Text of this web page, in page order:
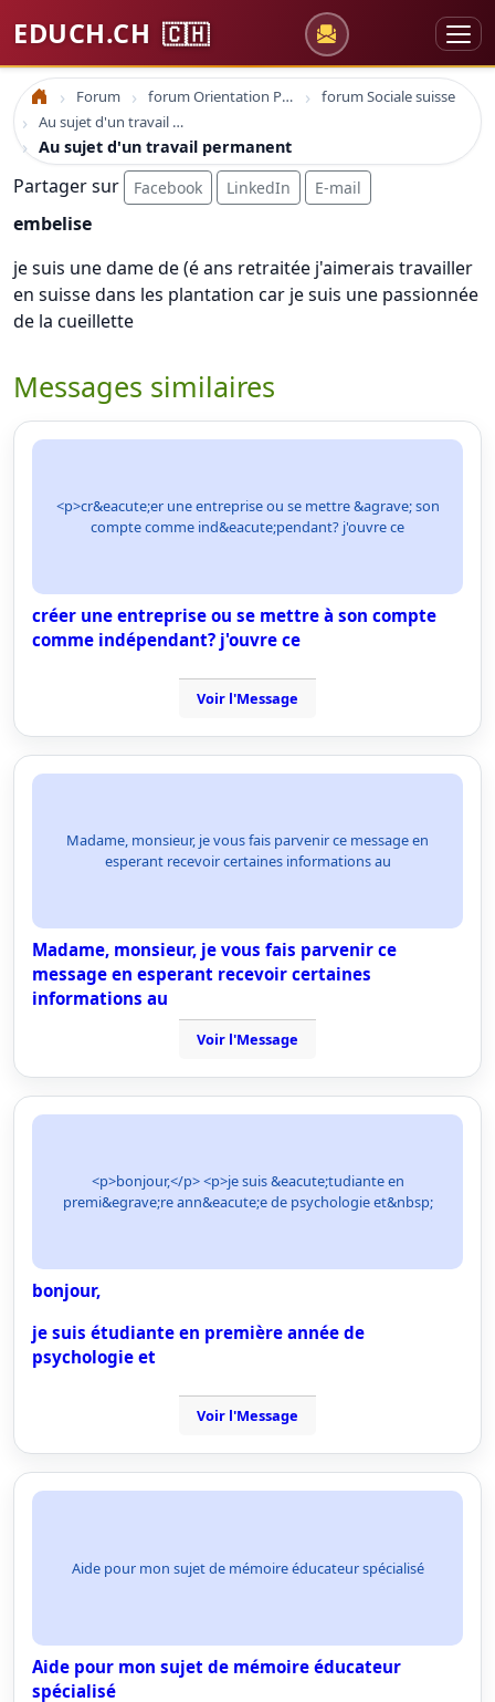
EDUCH.CH 🇨🇭
Accueil Forum forum Orientation Professionnelle
forum Sociale suisse
Au sujet d'un travail permanent
Au sujet d'un travail permanent
Partager sur Facebook LinkedIn E-mail
embelise
je suis une dame de (é ans retraitée j'aimerais travailler
en suisse dans les plantation car je suis une passionnée
de la cueillette
Messages similaires
<p>cr&eacute;er une entreprise ou se mettre &agrave; son
compte comme ind&eacute;pendant? j'ouvre ce
créer une entreprise ou se mettre à son compte
comme indépendant? j'ouvre ce
Voir l'Message
Madame, monsieur, je vous fais parvenir ce message en
esperant recevoir certaines informations au
Madame, monsieur, je vous fais parvenir ce
message en esperant recevoir certaines
informations au
Voir l'Message
<p>bonjour,</p> <p>je suis &eacute;tudiante en
premi&egrave;re ann&eacute;e de psychologie et&nbsp;
bonjour,
je suis étudiante en première année de
psychologie et
Voir l'Message
Aide pour mon sujet de mémoire éducateur spécialisé
Aide pour mon sujet de mémoire éducateur
spécialisé